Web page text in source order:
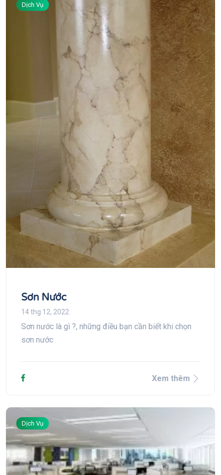
Dịch Vụ
Sơn Nước
14 thg 12, 2022
Sơn nước là gì ?, những điều bạn cần biết khi chọn
sơn nước
Xem thêm
Dịch Vụ